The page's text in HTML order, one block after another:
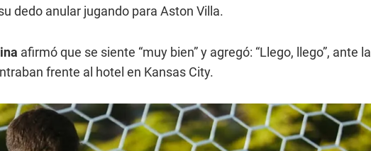
dedo anular jugando para Aston Villa.
afirmó que se siente “muy bien” y agregó: “Llego, llego”, ante la
frente al hotel en Kansas City.